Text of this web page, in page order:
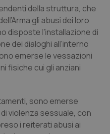
della struttura, che
gli abusi dei loro
disposte l’installazione di
dei dialoghi all’interno
emerse le vessazioni
fisiche cui gli anziani
sono emerse
violenza sessuale, con
i reiterati abusi ai